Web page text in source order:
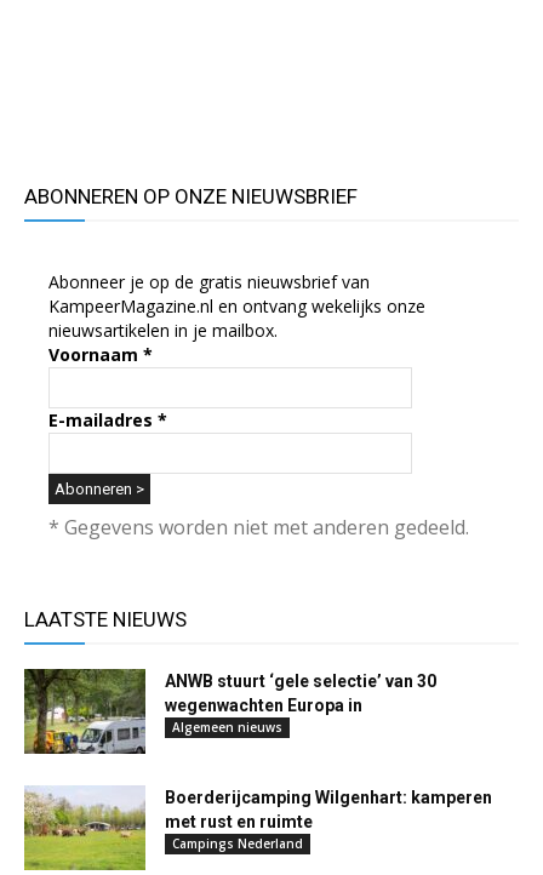
ABONNEREN OP ONZE NIEUWSBRIEF
Abonneer je op de gratis nieuwsbrief van
KampeerMagazine.nl en ontvang wekelijks onze
nieuwsartikelen in je mailbox.
Voornaam *
E-mailadres *
* Gegevens worden niet met anderen gedeeld.
LAATSTE NIEUWS
ANWB stuurt ‘gele selectie’ van 30
wegenwachten Europa in
Algemeen nieuws
Boerderijcamping Wilgenhart: kamperen
met rust en ruimte
Campings Nederland